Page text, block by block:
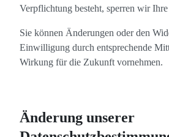
Verpflichtung besteht, sperren wir
Sie können Änderungen oder den
Einwilligung durch entsprechende
Wirkung für die Zukunft vornehmen.
Änderung unserer